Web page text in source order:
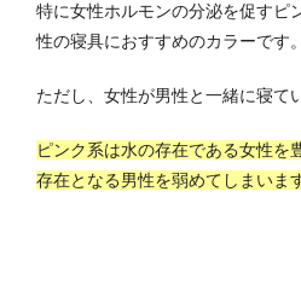
特に女性ホルモンの分泌を促すピ
性の寝具におすすめのカラーです。
ただし、女性が男性と一緒に寝て
ピンク系は水の存在である女性を
存在となる男性を弱めてしまいま